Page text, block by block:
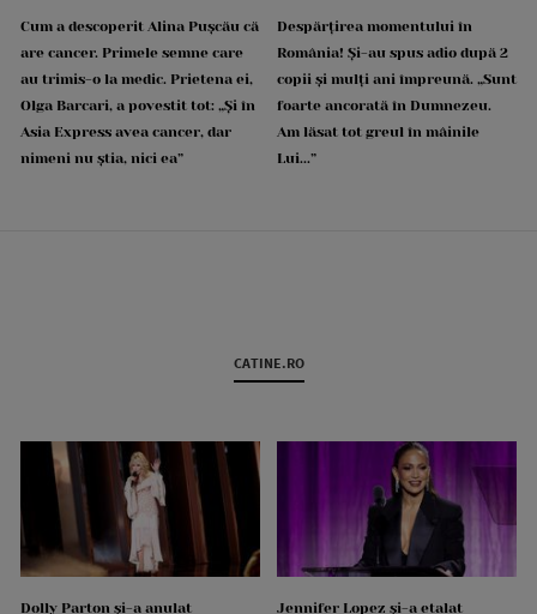
Cum a descoperit Alina Pușcău că
are cancer. Primele semne care
au trimis-o la medic. Prietena ei,
Olga Barcari, a povestit tot: „Și în
Asia Express avea cancer, dar
nimeni nu știa, nici ea”
Despărțirea momentului în
România! Și-au spus adio după 2
copii și mulți ani împreună. „Sunt
foarte ancorată în Dumnezeu.
Am lăsat tot greul în mâinile
Lui...”
CATINE.RO
Dolly Parton și-a anulat
Jennifer Lopez și-a etalat